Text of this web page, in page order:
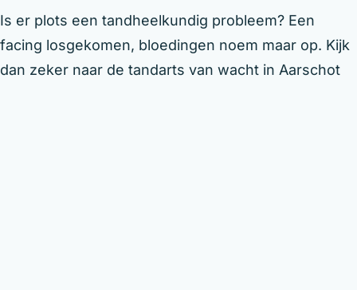
Is er plots een tandheelkundig probleem? Een
facing losgekomen, bloedingen noem maar op. Kijk
dan zeker naar de tandarts van wacht in Aarschot